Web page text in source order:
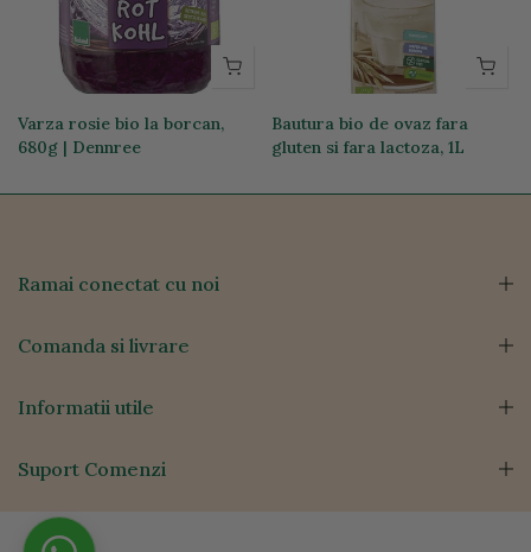
Varza rosie bio la borcan,
680g | Dennree
Bautura bio de ovaz fara
gluten si fara lactoza, 1L
Ramai conectat cu noi
Comanda si livrare
Informatii utile
Suport Comenzi